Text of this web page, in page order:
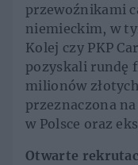
przewoźnikami
niemieckim, w
Kolej czy PKP
pozyskali rundę
milionów
przeznaczona
w Polsce oraz
Otwarte